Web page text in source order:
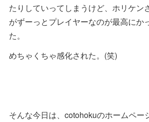
たりしていってしまうけど、ホリケン
がずーっとプレイヤーなのが最高にか
た。
めちゃくちゃ感化された。(笑)
そんな今日は、cotohokuのホームペー